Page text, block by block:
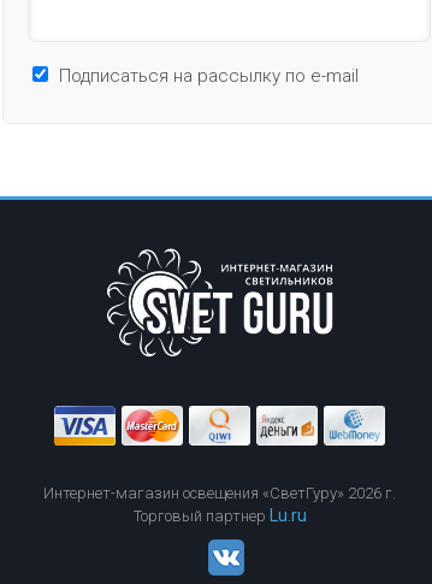
Подписаться на рассылку по e-mail
Интернет-магазин освещения «СветГуру» 2026 г.
Торговый партнер
Lu.ru